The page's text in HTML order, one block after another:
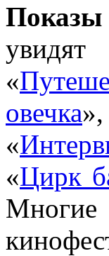
Показы
«
овечка
«
«Цирк